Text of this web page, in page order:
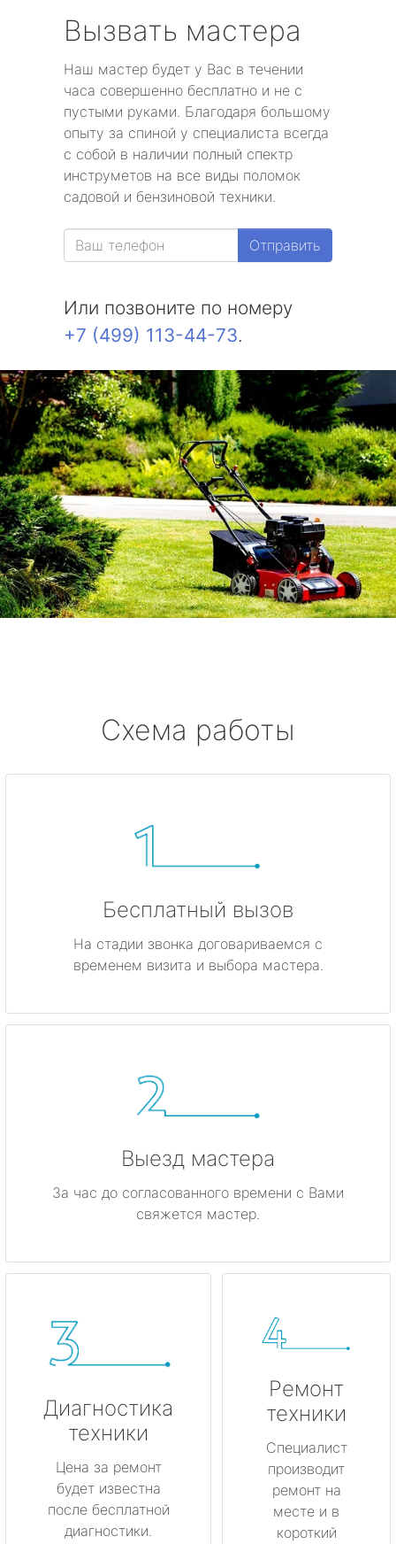
Вызвать мастера
Наш мастер будет у Вас в течении
часа совершенно бесплатно и не с
пустыми руками. Благодаря большому
опыту за спиной у специалиста всегда
с собой в наличии полный спектр
инструметов на все виды поломок
садовой и бензиновой техники.
Отправить
Или позвоните по номеру
+7 (499) 113-44-73.
Схема работы
Бесплатный вызов
На стадии звонка договариваемся с
временем визита и выбора мастера.
Выезд мастера
За час до согласованного времени с Вами
свяжется мастер.
Диагностика
техники
Цена за ремонт
будет известна
после бесплатной
диагностики.
Ремонт
техники
Специалист
производит
ремонт на
месте и в
короткий